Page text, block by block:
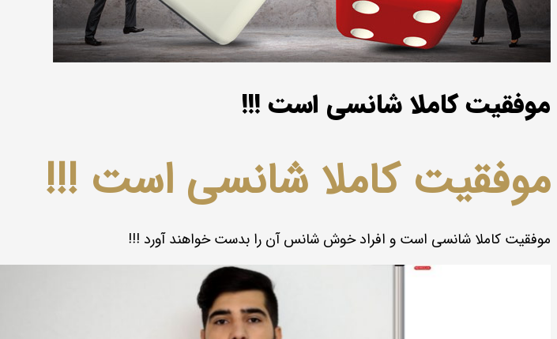
موفقیت کاملا شانسی است !!!
موفقیت کاملا شانسی است !!!
موفقیت کاملا شانسی است و افراد خوش شانس آن را بدست خواهند آورد !!!